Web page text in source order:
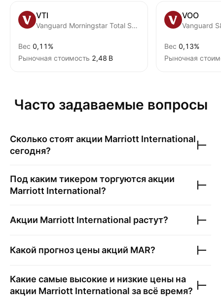
VTI
Vanguard Morningstar Total Stock Market ETF
Вес 0,11%
Рыночная стоимость ‪2,48 B‬
VOO
Vanguard
Вес 0,13%
Рыночная
Часто задаваемые вопросы
Сколько стоят акции Marriott International
сегодня?
Под каким тикером торгуются акции
Marriott International?
Акции Marriott International растут?
Какой прогноз цены акций MAR?
Какие самые высокие и низкие цены на
акции Marriott International за всё время?